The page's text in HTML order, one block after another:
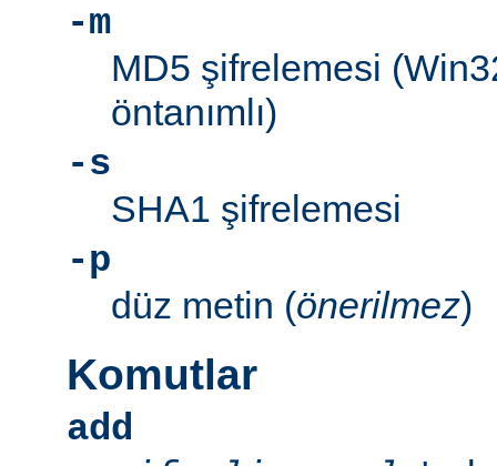
-m
MD5 şifrelemesi
öntanımlı)
-s
SHA1 şifrelemesi
-p
düz metin (önerilmez)
Komutlar
add